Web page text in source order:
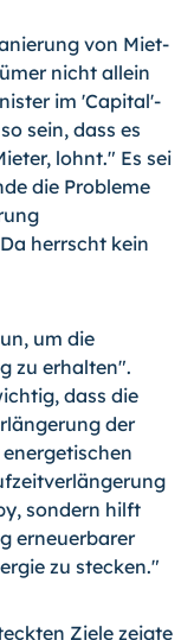
von Miet-
nicht allein
im 'Capital'-
sein, dass es
lohnt." Es sei
die Probleme
herrscht kein
um die
zu erhalten".
dass die
der
sondern hilft
erneuerbarer
zu stecken."
Ziele zeigte